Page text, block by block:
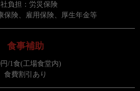
負担：労災保険
保険、雇用保険、厚生年金等
食事補助
円/1食(工場食堂内)
食費割引あり